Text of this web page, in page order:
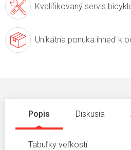
Kvalifikovaný servis
Unikátna ponuka ihneď k
Popis Diskusia
Tabuľky veľkostí